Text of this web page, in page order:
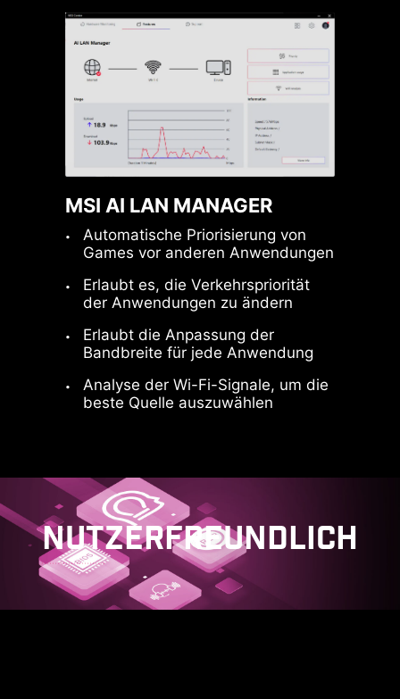
MSI AI LAN MANAGER
Automatische Priorisierung von
Games vor anderen Anwendungen
Erlaubt es, die Verkehrspriorität
der Anwendungen zu ändern
Erlaubt die Anpassung der
Bandbreite für jede Anwendung
Analyse der Wi-Fi-Signale, um die
beste Quelle auszuwählen
VERSTÄRKT,
SCHWER GELÖTETE
VERBINDUNGEN
Mit zusätzlichen
Lötpunkten auf dem
Mainboard
Gewicht schwerer
Grafikkarten tragen.
Der Super Charger + ermöglicht das
schnelle Aufladen (PD 27W) deiner
PD-kompatiblen Geräte über den
speziellen USB-Anschluss an der
Vorderseite. Neben der
und den Strom in Echtzeit.
NUTZERFREUNDLICH